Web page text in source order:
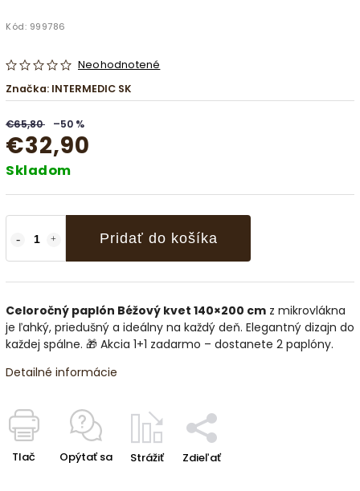
Kód: 999786
Neohodnotené
Značka: INTERMEDIC SK
€65,80 –50 %
€32,90
Skladom
Pridať do košíka
Celoročný paplón Béžový kvet 140×200 cm z mikrovlákna
je ľahký, priedušný a ideálny na každý deň. Elegantný dizajn do
každej spálne. 🎁 Akcia 1+1 zadarmo – dostanete 2 paplóny.
Detailné informácie
Tlač Opýtať sa Strážiť Zdieľať